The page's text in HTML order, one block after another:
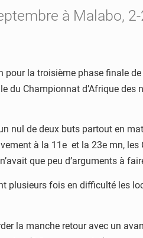
à Malabo,
la troisième phase finale
Championnat d’Afrique
nul de deux buts partout en
à la 11e et la 23e mn,
que peu d’arguments à
fois en difficulté les
la manche retour avec un